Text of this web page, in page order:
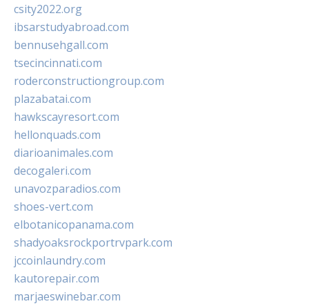
csity2022.org
ibsarstudyabroad.com
bennusehgall.com
tsecincinnati.com
roderconstructiongroup.com
plazabatai.com
hawkscayresort.com
hellonquads.com
diarioanimales.com
decogaleri.com
unavozparadios.com
shoes-vert.com
elbotanicopanama.com
shadyoaksrockportrvpark.com
jccoinlaundry.com
kautorepair.com
marjaeswinebar.com